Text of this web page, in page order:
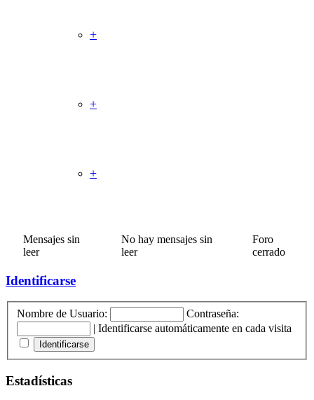
+
+
+
Mensajes sin
leer
No hay mensajes sin
leer
Foro
cerrado
Identificarse
Nombre de Usuario:
Contraseña:
| Identificarse automáticamente en cada visita
Estadísticas